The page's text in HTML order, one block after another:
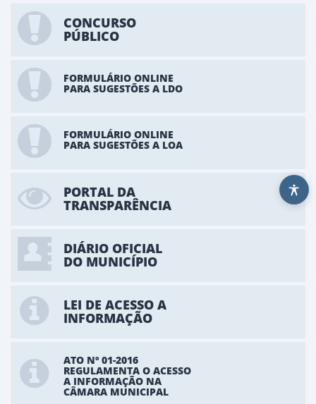
CONCURSO
PÚBLICO
FORMULÁRIO ONLINE
PARA SUGESTÕES A LDO
FORMULÁRIO ONLINE
PARA SUGESTÕES A LOA
PORTAL DA
TRANSPARÊNCIA
DIÁRIO OFICIAL
DO MUNICÍPIO
LEI DE ACESSO A
INFORMAÇÃO
ATO Nº 01-2016
REGULAMENTA O ACESSO
A INFORMAÇÃO NA
CÂMARA MUNICIPAL